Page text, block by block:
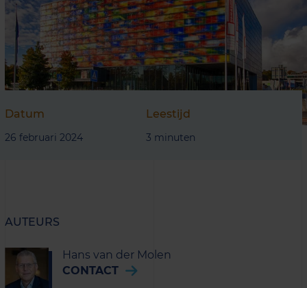
Datum
26 februari 2024
Leestijd
3 minuten
AUTEURS
Hans van der Molen
CONTACT